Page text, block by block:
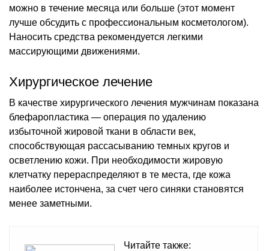
можно в течение месяца или больше (этот момент
лучше обсудить с профессиональным косметологом).
Наносить средства рекомендуется легкими
массирующими движениями.
Хирургическое лечение
В качестве хирургического лечения мужчинам показана
блефаропластика — операция по удалению
избыточной жировой ткани в области век,
способствующая рассасыванию темных кругов и
осветлению кожи. При необходимости жировую
клетчатку перераспределяют в те места, где кожа
наиболее истончена, за счет чего синяки становятся
менее заметными.
Читайте также: